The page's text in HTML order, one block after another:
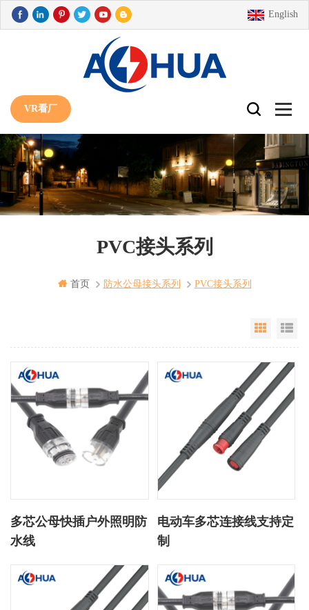
English
VR看厂
PVC接头系列
首页 防水公母接头系列 PVC接头系列
Grid
多芯公母快插户外照明防
水线
电动车多芯连接线支持定
制